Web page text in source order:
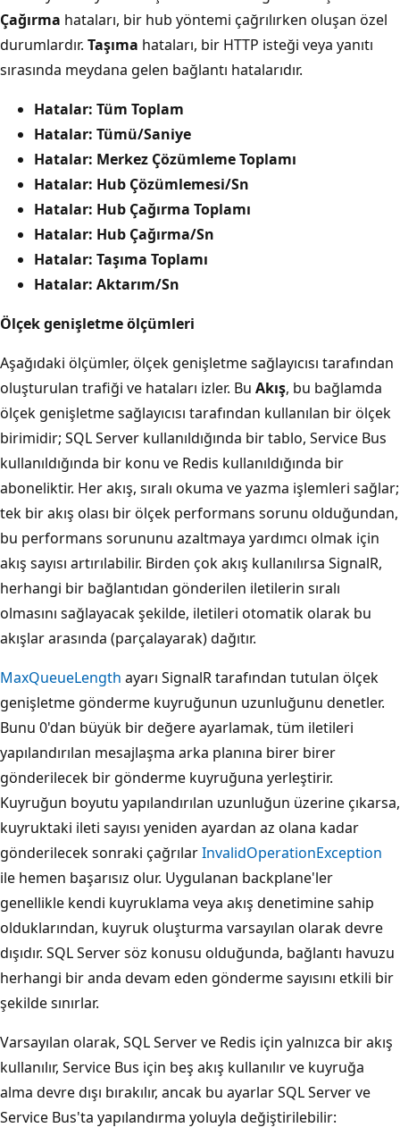
Çağırma hataları, bir hub yöntemi çağrılırken oluşan özel
durumlardır. Taşıma hataları, bir HTTP isteği veya yanıtı
sırasında meydana gelen bağlantı hatalarıdır.
Hatalar: Tüm Toplam
Hatalar: Tümü/Saniye
Hatalar: Merkez Çözümleme Toplamı
Hatalar: Hub Çözümlemesi/Sn
Hatalar: Hub Çağırma Toplamı
Hatalar: Hub Çağırma/Sn
Hatalar: Taşıma Toplamı
Hatalar: Aktarım/Sn
Ölçek genişletme ölçümleri
Aşağıdaki ölçümler, ölçek genişletme sağlayıcısı tarafından
oluşturulan trafiği ve hataları izler. Bu Akış, bu bağlamda
ölçek genişletme sağlayıcısı tarafından kullanılan bir ölçek
birimidir; SQL Server kullanıldığında bir tablo, Service Bus
kullanıldığında bir konu ve Redis kullanıldığında bir
aboneliktir. Her akış, sıralı okuma ve yazma işlemleri sağlar;
tek bir akış olası bir ölçek performans sorunu olduğundan,
bu performans sorununu azaltmaya yardımcı olmak için
akış sayısı artırılabilir. Birden çok akış kullanılırsa SignalR,
herhangi bir bağlantıdan gönderilen iletilerin sıralı
olmasını sağlayacak şekilde, iletileri otomatik olarak bu
akışlar arasında (parçalayarak) dağıtır.
MaxQueueLength ayarı SignalR tarafından tutulan ölçek
genişletme gönderme kuyruğunun uzunluğunu denetler.
Bunu 0'dan büyük bir değere ayarlamak, tüm iletileri
yapılandırılan mesajlaşma arka planına birer birer
gönderilecek bir gönderme kuyruğuna yerleştirir.
Kuyruğun boyutu yapılandırılan uzunluğun üzerine çıkarsa,
kuyruktaki ileti sayısı yeniden ayardan az olana kadar
gönderilecek sonraki çağrılarInvalidOperationException
ile hemen başarısız olur. Uygulanan backplane'ler
genellikle kendi kuyruklama veya akış denetimine sahip
olduklarından, kuyruk oluşturma varsayılan olarak devre
dışıdır. SQL Server söz konusu olduğunda, bağlantı havuzu
herhangi bir anda devam eden gönderme sayısını etkili bir
şekilde sınırlar.
Varsayılan olarak, SQL Server ve Redis için yalnızca bir akış
kullanılır, Service Bus için beş akış kullanılır ve kuyruğa
alma devre dışı bırakılır, ancak bu ayarlar SQL Server ve
Service Bus'ta yapılandırma yoluyla değiştirilebilir: